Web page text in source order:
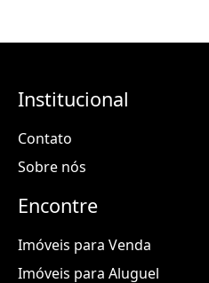
Institucional
Contato
Sobre nós
Encontre
Imóveis para Venda
Imóveis para Aluguel